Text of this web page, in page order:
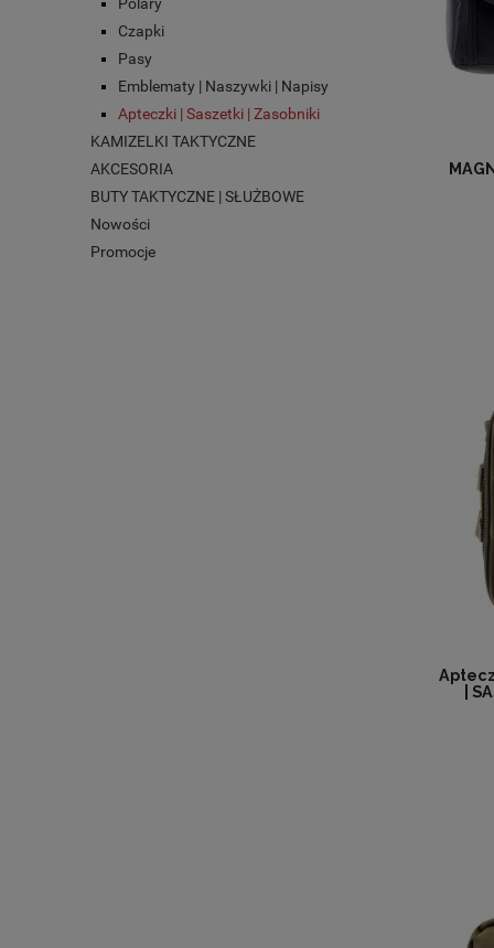
Czapki
Pasy
Emblematy | Naszywki | Napisy
Apteczki | Saszetki | Zasobniki
KAMIZELKI TAKTYCZNE
AKCESORIA
BUTY TAKTYCZNE | SŁUŻBOWE
Nowości
Promocje
|